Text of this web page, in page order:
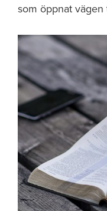
som öppnat vägen